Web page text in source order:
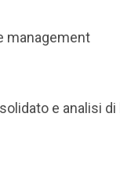
management
e analisi